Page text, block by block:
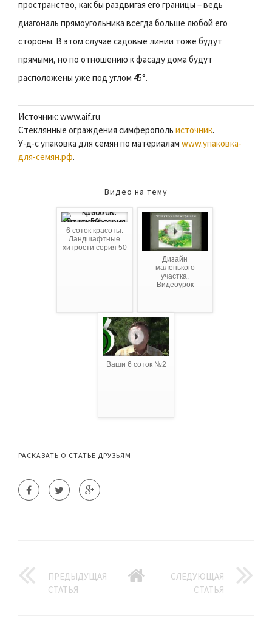
пространство, как бы раздвигая его границы – ведь
диагональ прямоугольника всегда больше любой его
стороны. В этом случае садовые линии тоже будут
прямыми, но по отношению к фасаду дома будут
расположены уже под углом 45°.
Источник: www.aif.ru
Стеклянные ограждения симферополь источник.
У-д-с упаковка для семян по материалам www.упаковка-
для-семян.рф.
Видео на тему
6 соток красоты.
Ландшафтные
хитрости серия 50
Дизайн
маленького
участка.
Видеоурок
Ваши 6 соток №2
РАСКАЗАТЬ О СТАТЬЕ ДРУЗЬЯМ
ПРЕДЫДУЩАЯ
СТАТЬЯ
СЛЕДУЮЩАЯ
СТАТЬЯ